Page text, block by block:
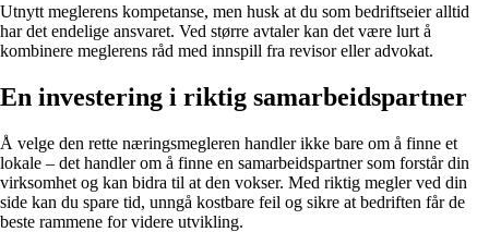
Utnytt meglerens kompetanse, men husk at du som bedriftseier alltid
har det endelige ansvaret. Ved større avtaler kan det være lurt å
kombinere meglerens råd med innspill fra revisor eller advokat.
En investering i riktig samarbeidspartner
Å velge den rette næringsmegleren handler ikke bare om å finne et
lokale – det handler om å finne en samarbeidspartner som forstår din
virksomhet og kan bidra til at den vokser. Med riktig megler ved din
side kan du spare tid, unngå kostbare feil og sikre at bedriften får de
beste rammene for videre utvikling.